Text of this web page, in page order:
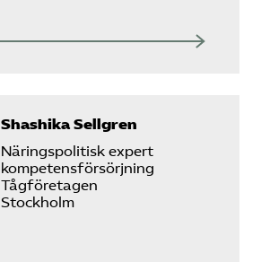
Shashika Sellgren
Näringspolitisk expert
kompetensförsörjning
Tågföretagen
Stockholm